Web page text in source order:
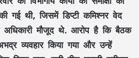
थी, जिसमें डिप्टी कमिश्नर वेद
मौजूद थे. आरोप है कि बैठक
व्यवहार किया गया और उन्हें